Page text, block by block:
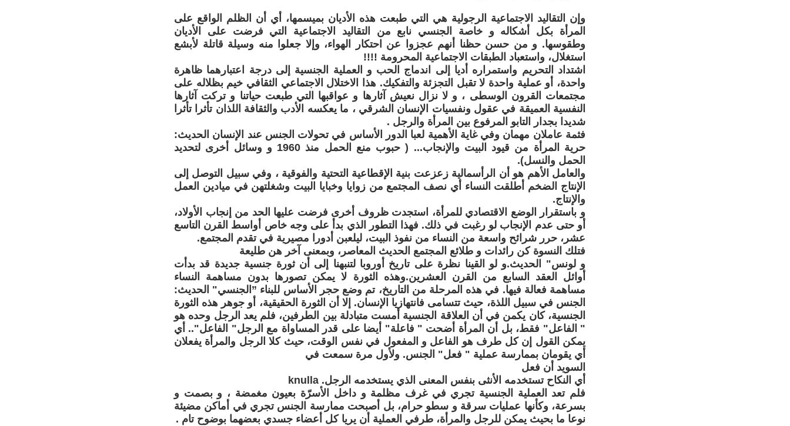
وإن التقاليد الاجتماعية الرجولية هي التي طبعت هذه الأديان بميسمها، أي أن الظلم الواقع على
المرأة بكل أشكاله و خاصة الجنسي نابع من التقاليد الاجتماعية التي فرضت على الأديان
وطقوسها. و من حسن حظنا أنهم عجزوا عن احتكار الهواء، وإلا جعلوا منه وسيلة قاتلة لأبشع
استغلال، واستعباد الطبقات الاجتماعية المحرومة !!!!
اشتداد التحريم واستمراره أديا إلى اندماج الحب و العملية الجنسية إلى درجة اعتبارهما ظاهرة
واحدة، أو عملية واحدة لا تقبل التجزئة والتفكيك. هذا الاختلال الاجتماعي الثقافي خيم بظلاله على
مجتمعات القرون الوسطى ، و لا نزال نعيش آثارها و عواقبها التي طبعت حياتنا و تركت آثارها
النفسية العميقة في عقول ونفسيات الإنسان الشرقي ، ما يعكسه الأدب والثقافة اللذان تأثرا تأثرا
شديدا بجدار التابو المرفوع بين المرأة والرجل .
فثمة عاملان مهمان وفي غاية الأهمية لعبا الدور الأساس في تحولات الجنس عند الإنسان الحديث:
حرية المرأة من قيود البيت والإنجاب... ( حبوب منع الحمل منذ 1960 و وسائل أخرى لتحديد
الحمل والنسل).
والعامل الأهم هو أن الرأسمالية زعزعت بنية الإقطاعية التحتية والفوقية ، وفي سبيل التوصل إلى
الإنتاج الضخم أطلقت النساء أي نصف المجتمع من زوايا وخبايا البيت وشغلتهن في ميادين العمل
والإنتاج.
و باستقرار الوضع الاقتصادي للمرأة، استجدت ظروف أخرى فرضت عليها الحد من إنجاب الأولاد،
أو حتى عدم الإنجاب لو رغبت في ذلك. فهذا التطور الذي بدأ على وجه خاص أواسط القرن التاسع
عشر، حرر شرائح واسعة من النساء من نفوذ البيت، ليلعبن أدورا مصيرية في تقدم المجتمع.
فتلك النسوة كن رائدات و طلائع المجتمع الحديث المعاصر، وبمعنى آخر هن طليعة
و لونس" الحديث.و لو القينا نظرة على تاريخ أوروبا لتنبهنا إلى أن ثورة جنسية جديدة قد بدأت
أوائل العقد السابع من القرن العشرين.وهذه الثورة لا يمكن تصورها بدون مساهمة النساء
مساهمة فعالة فيها. في هذه المرحلة من التاريخ، تم وضع حجر الأساس للبناء ”الجنسي" الحديث:
الجنس في سبيل اللذة، حيث تتسامى فانتهازيا الإنسان. إلا أن الثورة الحقيقية، أو جوهر هذه الثورة
الجنسية، كان يكمن في أن العلاقة الجنسية أمست متبادلة بين الطرفين، فلم يعد الرجل وحده هو
" الفاعل" فقط، بل أن المرأة أضحت " فاعلة" أيضا على قدر المساواة مع الرجل" الفاعل".. أي
يمكن القول إن كل طرف هو الفاعل و المفعول في نفس الوقت، حيث كلا الرجل والمرأة يفعلان
أي يقومان بممارسة عملية " فعل" الجنس. ولأول مرة سمعت في
السويد أن فعل
أي النكاح تستخدمه الأنثى بنفس المعنى الذي يستخدمه الرجل. knulla
فلم تعد العملية الجنسية تجري في غرف مظلمة و داخل الأسرّة بعيون مغمضة ، و بصمت و
بسرعة، وكأنها عمليات سرقة و سطو حرام، بل أصبحت ممارسة الجنس تجري في أماكن مضيئة
نوعا ما بحيث يمكن للرجل والمرأة، طرفي العملية أن يريا كل أعضاء جسدي بعضهما بوضوح تام .